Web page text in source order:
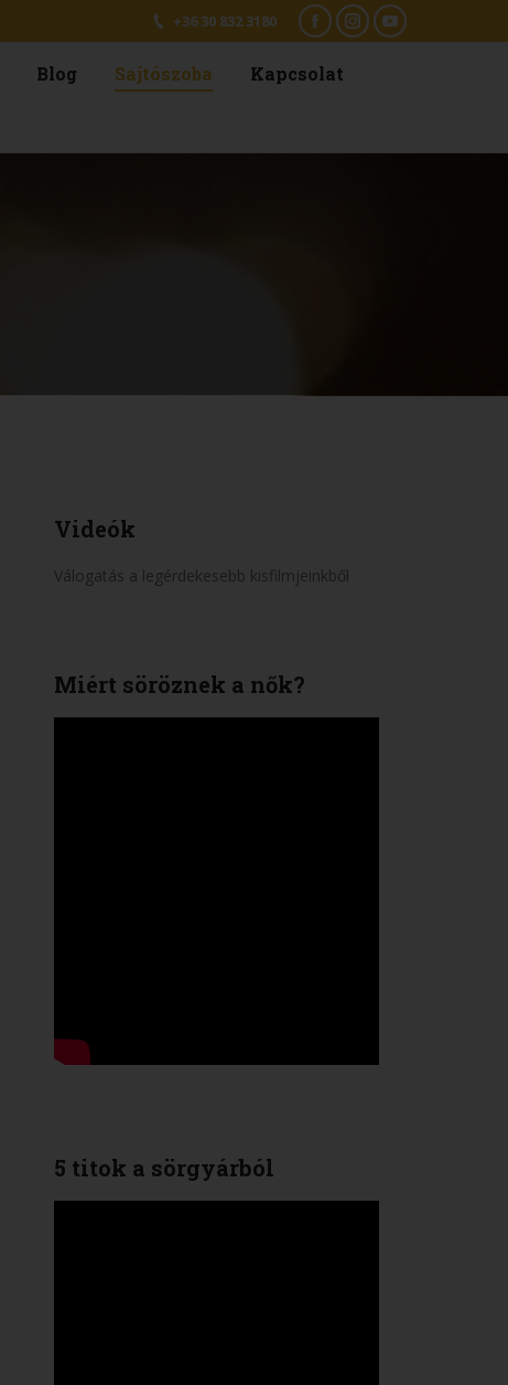
+36 30 832 3180
FacebookInstagram
YouTube
Blog Sajtószoba Kapcsolat
Videók
Válogatás a legérdekesebb kisfilmjeinkből
Miért söröznek a nők?
5 titok a sörgyárból